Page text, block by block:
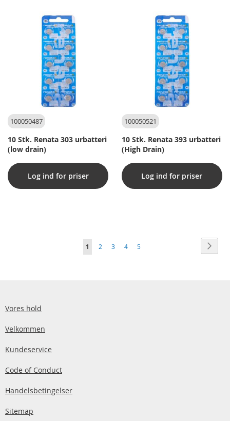
100050487
10 Stk. Renata 303 urbatteri
(low drain)
Log ind for priser
100050521
10 Stk. Renata 393 urbatteri
(High Drain)
Log ind for priser
Du
1 Side
2 Side
3 Side
4 Side
5
Vores hold
Velkommen
Kundeservice
Code of Conduct
Handelsbetingelser
Sitemap